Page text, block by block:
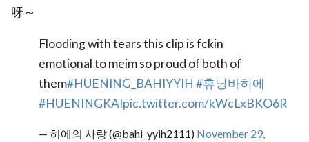
呀～
Flooding with tears this clip is fckin
emotional to meim so proud of both of
them#HUENING_BAHIYYIH #휴닝바히에
#HUENINGKAIpic.twitter.com/kWcLxBKO6R
— 히에의 사랑 (@bahi_yyih2111) November 29,